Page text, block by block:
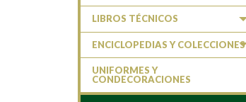
LIBROS TÉCNICOS
ENCICLOPEDIAS Y COLECCIONES
UNIFORMES Y
CONDECORACIONES